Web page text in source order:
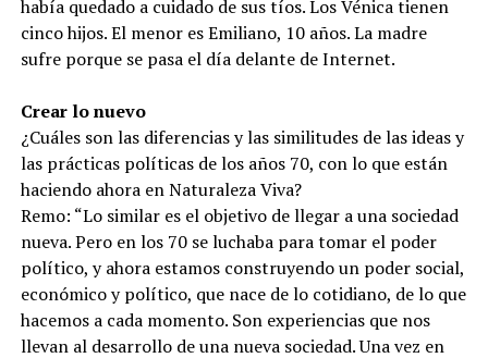
había quedado a cuidado de sus tíos. Los Vénica tienen
cinco hijos. El menor es Emiliano, 10 años. La madre
sufre porque se pasa el día delante de Internet.
Crear lo nuevo
¿Cuáles son las diferencias y las similitudes de las ideas y
las prácticas políticas de los años 70, con lo que están
haciendo ahora en Naturaleza Viva?
Remo: “Lo similar es el objetivo de llegar a una sociedad
nueva. Pero en los 70 se luchaba para tomar el poder
político, y ahora estamos construyendo un poder social,
económico y político, que nace de lo cotidiano, de lo que
hacemos a cada momento. Son experiencias que nos
llevan al desarrollo de una nueva sociedad. Una vez en